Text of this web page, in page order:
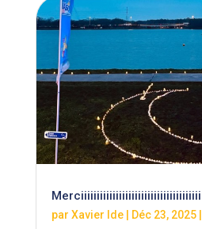
par Xavier Ide| Déc 23, 2025|